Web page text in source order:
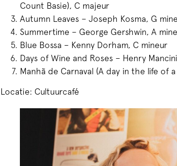
Count Basie), C majeur
Autumn Leaves – Joseph Kosma, G
Summertime – George Gershwin, A
Blue Bossa – Kenny Dorham, C mineur
Days of Wine and Roses – Henry
Manhã de Carnaval (A day in the life of
Locatie: Cultuurcafé